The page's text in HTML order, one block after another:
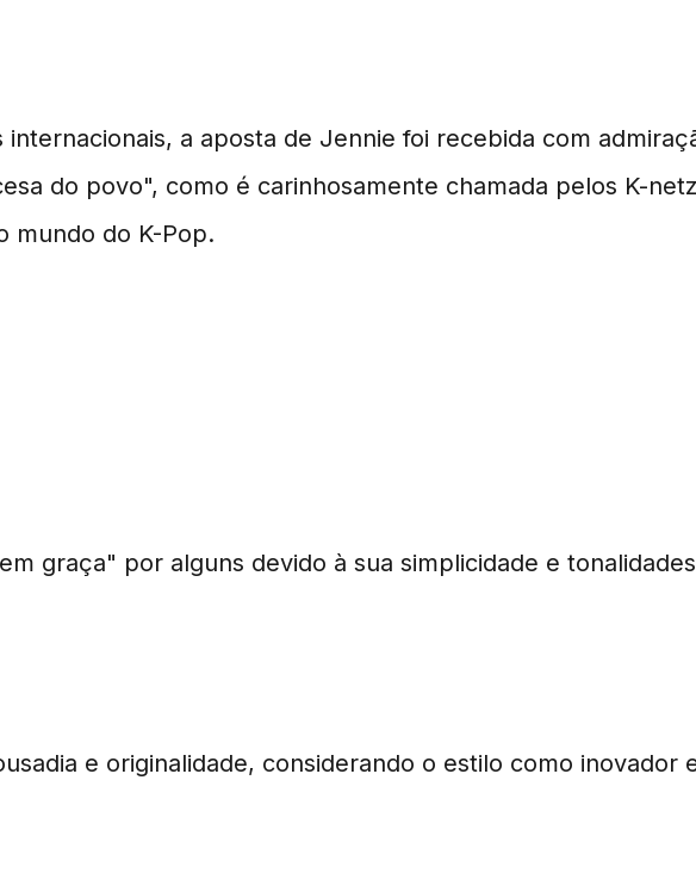
a aposta de Jennie foi recebida com
do povo", como é carinhosamente chamada pelos K-
mundo do K-Pop.
graça" por alguns devido à sua simplicidade e
e originalidade, considerando o estilo como inovador